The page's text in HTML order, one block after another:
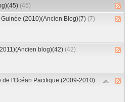
(45)
(2010)(Ancien Blog)(7) (7)
blog)(42) (42)
de l'Océan Pacifique (2009-2010)